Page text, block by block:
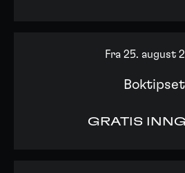
Fra 25. august
Boktipset
GRATIS